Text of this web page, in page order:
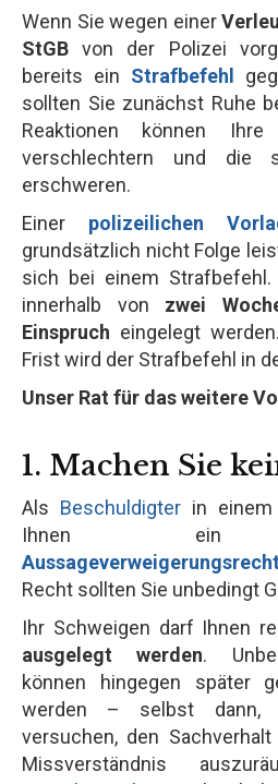
Wenn Sie wegen einer
StGB von der Polizei
bereits ein Strafbefehl
sollten Sie zunächst Ruhe
Reaktionen können Ihre
verschlechtern und die
erschweren.
Einer polizeilichen
grundsätzlich nicht Folge
sich bei einem
innerhalb von zwei
Einspruch eingelegt
Frist wird der Strafbefehl in
Unser Rat für das weitere
1. Machen Sie
Als Beschuldigter in einem
Ihnen ein
Recht sollten Sie unbedingt
Ihr Schweigen darf Ihnen
ausgelegt werden.
können hingegen später
werden – selbst dann,
versuchen, den
Missverständnis